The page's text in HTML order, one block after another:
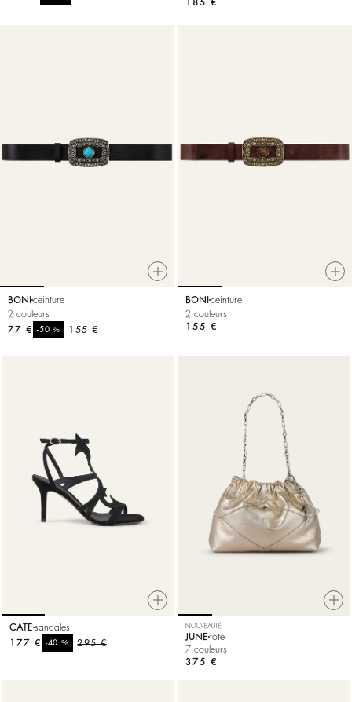
185 €
BONI ceinture
2 couleurs
155 €
-50%
77 €
BONI ceinture
2 couleurs
155 €
CATE sandales
295 €
-40%
177 €
NOUVEAUTÉ
JUNE tote
7 couleurs
375 €